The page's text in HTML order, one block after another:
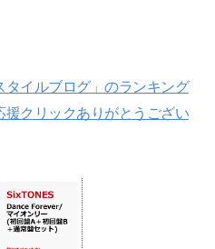
イルブログ」のランキング
クリックありがとうござい